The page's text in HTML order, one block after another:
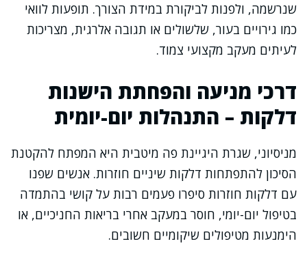
שנרשמה, ולפנות לביקורת במידת הצורך. תופעות לוואי
כמו גירויים בעור, שלשולים או תגובה אלרגית, מצריכות
לעיתים מעקב מקצועי צמוד.
דרכי מניעה והפחתת הישנות
דלקות – התנהלות יום-יומית
מניסיוני, שגרת היגיינת פה מיטבית היא המפתח להקטנת
הסיכון להתפתחות דלקות שיניים חוזרות. אנשים שפנו
עם דלקות חוזרות סיפרו פעמים רבות על קושי בהתמדה
בטיפול יום-יומי, חוסר במעקב אחרי בריאות החניכיים, או
הימנעות מטיפולים שיקומיים חשובים.